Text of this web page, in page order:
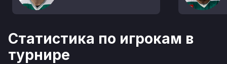
Статистика по игрокам в
турнире